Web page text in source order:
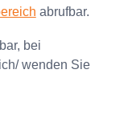
abrufbar.
bei
wenden Sie